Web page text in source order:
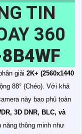
TIN
360
giải 2K+ (2560x1440
88° (Chéo). Với khả
này bao phủ toàn
3D DNR, BLC, và
thông minh như